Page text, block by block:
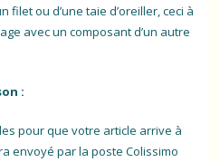
filet ou d’une taie d’oreiller, ceci à
avec un composant d’un autre
:
pour que votre article arrive à
envoyé par la poste Colissimo